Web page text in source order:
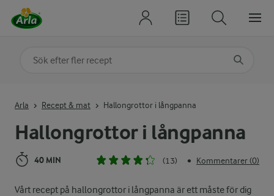
Hallongrottor i långpanna
40 MIN (13) • Kommentarer (0)
Vårt recept på hallongrottor i långpanna är ett måste för dig
Arla Recept & mat Hallongrottor i långpanna
Sök på kategori eller ingrediens